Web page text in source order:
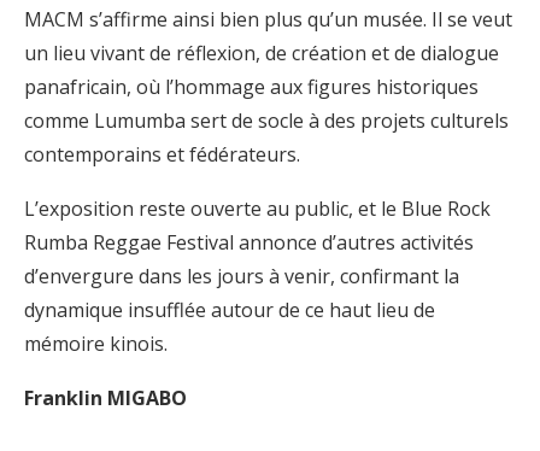
MACM s’affirme ainsi bien plus qu’un musée. Il se veut
un lieu vivant de réflexion, de création et de dialogue
panafricain, où l’hommage aux figures historiques
comme Lumumba sert de socle à des projets culturels
contemporains et fédérateurs.
L’exposition reste ouverte au public, et le Blue Rock
Rumba Reggae Festival annonce d’autres activités
d’envergure dans les jours à venir, confirmant la
dynamique insufflée autour de ce haut lieu de
mémoire kinois.
Franklin MIGABO